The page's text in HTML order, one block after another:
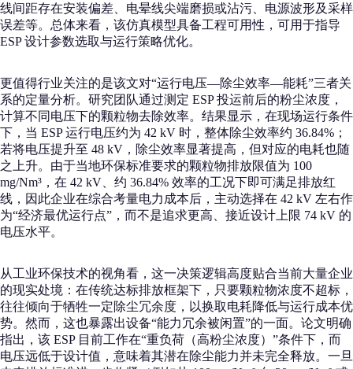
线间距存在安装偏差、电晕线尖端磨损或沾污、电源波形及采样
误差等。总体来看，该仿真模型具备工程可用性，可用于指导
ESP 设计参数选取与运行策略优化。
更值得行业关注的是该文对“运行电压—除尘效率—能耗”三者关
系的定量分析。研究团队通过测定 ESP 投运前后的粉尘浓度，
计算不同电压下的颗粒物去除效率。结果显示，在现场运行条件
下，当 ESP 运行电压约为 42 kV 时，整体除尘效率约 36.84%；
若将电压提升至 48 kV，除尘效率显著提高，但对应的电耗也随
之上升。由于当地环保标准要求的颗粒物排放限值为 100
mg/Nm³，在 42 kV、约 36.84% 效率的工况下即可满足排放红
线，因此企业在综合考量电力成本后，主动选择在 42 kV 左右作
为“经济最优运行点”，而不是追求更高、接近设计上限 74 kV 的
电压水平。
从工业环保技术的视角看，这一决策逻辑高度贴合当前大量企业
的现实处境：在传统达标排放框架下，只要颗粒物浓度不超标，
往往倾向于牺牲一定除尘冗余度，以换取电耗降低与运行成本优
势。然而，这也暴露出设备“能力冗余被闲置”的一面。论文明确
指出，该 ESP 目前工作在“重负荷（高粉尘浓度）”条件下，而
电压远低于设计值，意味着其潜在除尘能力并未完全释放。一旦